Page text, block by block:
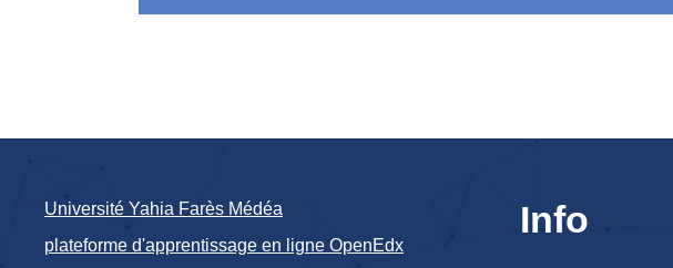
Université Yahia Farès Médéa
plateforme d'apprentissage en ligne OpenEdx
Info